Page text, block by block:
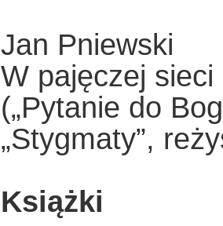
Jan Pniewski
W pajęczej sieci
(„Pytanie do
„Stygmaty”,
Książki